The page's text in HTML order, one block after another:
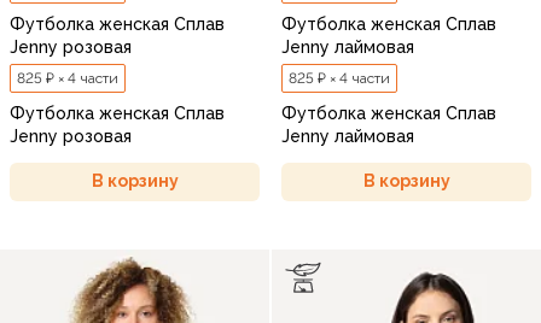
Футболка женская Сплав
Jenny розовая
825 ₽ × 4 части
Футболка женская Сплав
Jenny розовая
В корзину
Футболка женская Сплав
Jenny лаймовая
825 ₽ × 4 части
Футболка женская Сплав
Jenny лаймовая
В корзину